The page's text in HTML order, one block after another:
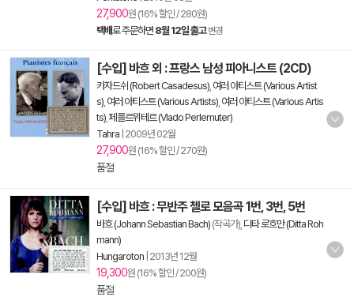
27,900원 (16% 할인 / 280원)
택배로 주문하면 8월 12일 출고 변경
[수입] 바흐 외 : 프랑스 남성 피아니스트 (2CD)
카자드쉬 (Robert Casadesus) 여러 아티스트 (Various Artist
s) 여러 아티스트 (Various Artists) 여러 아티스트 (Various Artis
ts) 페를르뮈테르 (Vlado Perlemuter)
Tahra 2009년 02월
27,900원 (16% 할인 / 270원)
품절
[수입] 바흐 : 무반주 첼로 모음곡 1번, 3번, 5번
바흐 (Johann Sebastian Bach) (작곡가), 디타 로흐만 (Ditta Roh
mann)
Hungaroton 2013년 12월
19,300원 (16% 할인 / 200원)
품절